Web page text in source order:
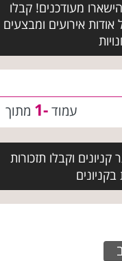
מעודכנים! קבלו
אודות אירועים ומבצעים
עמוד-1 מתוך
וקבלו תזכורות
בקניונים